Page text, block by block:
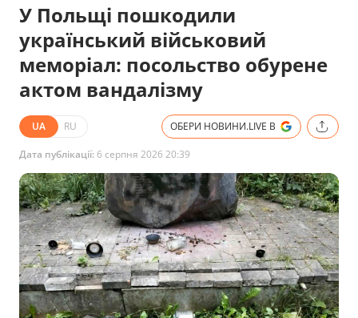
У Польщі пошкодили
український військовий
меморіал: посольство обурене
актом вандалізму
UA RU ОБЕРИ НОВИНИ.LIVE В
Дата публікації: 6 серпня 2026 20:39